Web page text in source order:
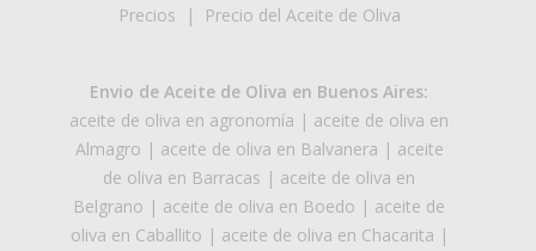
Precios | Precio del Aceite de Oliva
Envio de Aceite de Oliva en Buenos Aires:
aceite de oliva en agronomía | aceite de oliva en
Almagro | aceite de oliva en Balvanera | aceite
de oliva en Barracas | aceite de oliva en
Belgrano | aceite de oliva en Boedo | aceite de
oliva en Caballito | aceite de oliva en Chacarita |